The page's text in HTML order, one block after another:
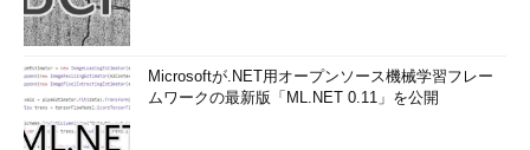
Microsoftが.NET用オープンソース機械学習フレー
ムワークの最新版「ML.NET 0.11」を公開